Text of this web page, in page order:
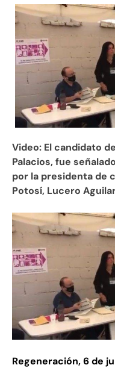
Video: El candidato
Palacios, fue
por la presidenta de
Potosí, Lucero
Regeneración,6 de